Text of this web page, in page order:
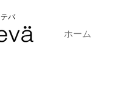
バ
ホーム